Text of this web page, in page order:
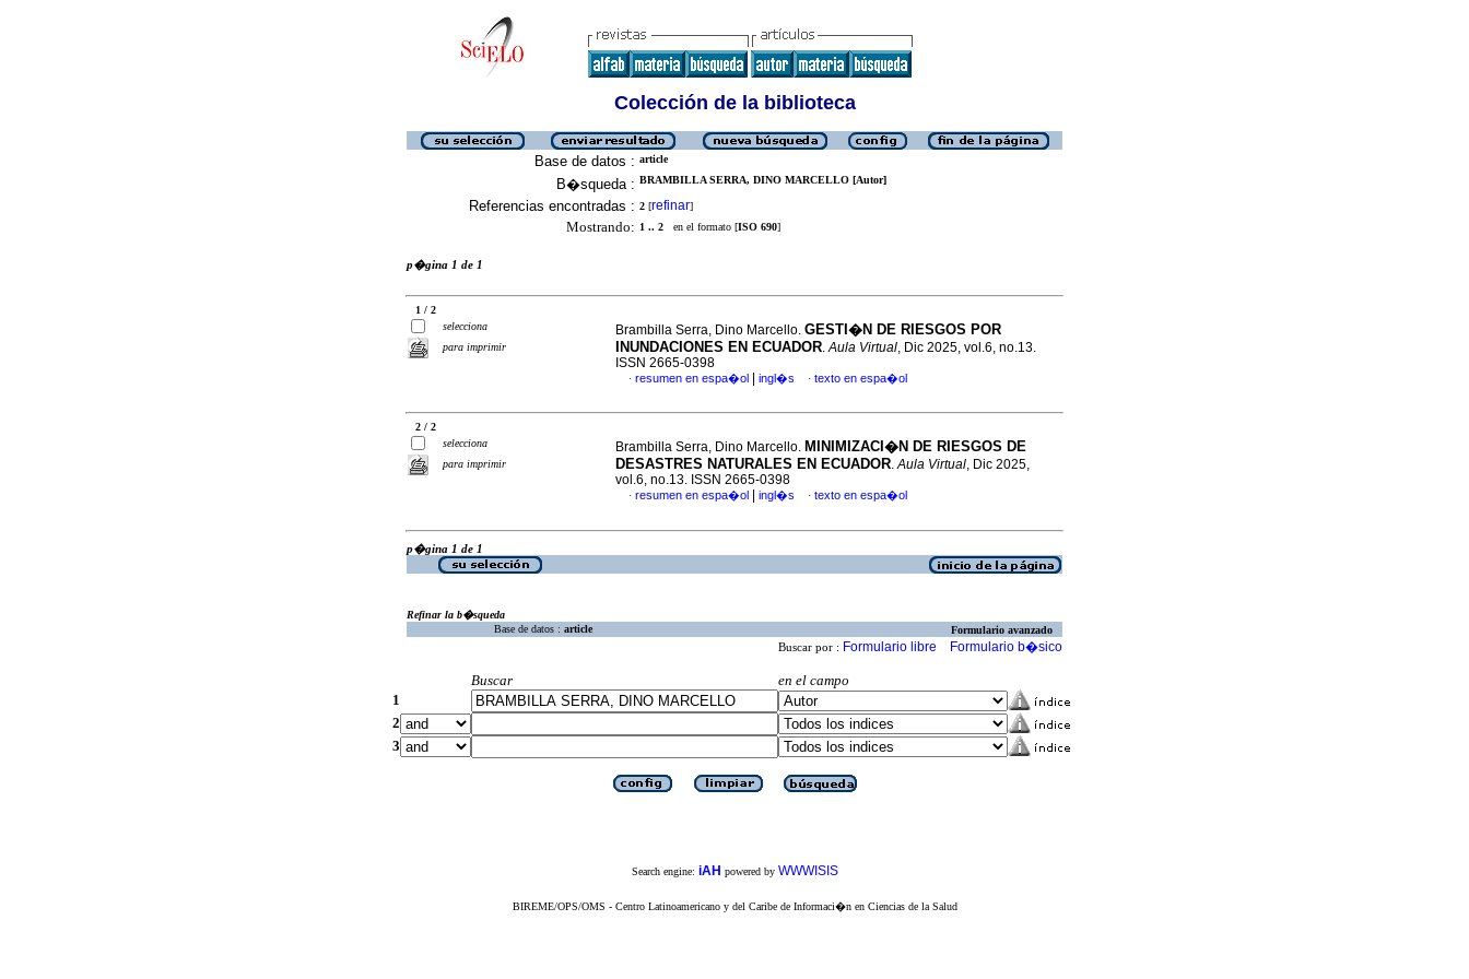
Colección de la biblioteca
Base de datos : article
B�squeda : BRAMBILLA SERRA, DINO MARCELLO [Autor]
Referencias encontradas : 2 [refinar]
Mostrando: 1 .. 2 en el formato [ISO 690]
p�gina 1 de 1
1 / 2
selecciona
para imprimir
Brambilla Serra, Dino Marcello. GESTI�N DE RIESGOS POR
INUNDACIONES EN ECUADOR.Aula Virtual, Dic 2025, vol.6, no.13.
ISSN 2665-0398
· resumen en espa�ol ingl�s · texto en espa�ol
2 / 2
selecciona
para imprimir
Brambilla Serra, Dino Marcello. MINIMIZACI�N DE RIESGOS DE
DESASTRES NATURALES EN ECUADOR.Aula Virtual, Dic 2025,
vol.6, no.13. ISSN 2665-0398
· resumen en espa�ol ingl�s · texto en espa�ol
p�gina 1 de 1
Refinar la b�squeda
Base de datos : article Formulario avanzado
Buscar por : Formulario libre Formulario b�sico
Buscar
en el campo
1
2
3
Search engine: iAH powered by WWWISIS
BIREME/OPS/OMS - Centro Latinoamericano y del Caribe de Informaci�n en Ciencias de la Salud